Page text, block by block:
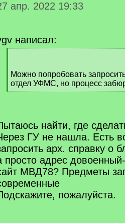
апр. 2022 19:33
написал:
]Можно попробовать
отдел УФМС, но процесс
[
найти, где
ГУ не нашла. Есть
арх. справку о
просто адрес
МВД78? Предметы
пожалуйста.